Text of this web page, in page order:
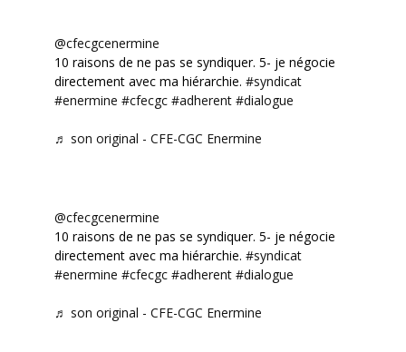
@cfecgcenermine
10 raisons de ne pas se syndiquer. 5- je négocie
directement avec ma hiérarchie. #syndicat
#enermine #cfecgc #adherent #dialogue
♬ son original - CFE-CGC Enermine
@cfecgcenermine
10 raisons de ne pas se syndiquer. 5- je négocie
directement avec ma hiérarchie. #syndicat
#enermine #cfecgc #adherent #dialogue
♬ son original - CFE-CGC Enermine